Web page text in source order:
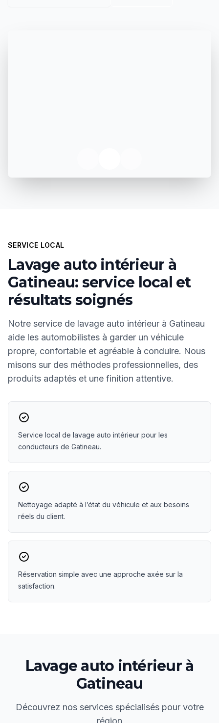
SERVICE LOCAL
Lavage auto intérieur à
Gatineau: service local et
résultats soignés
Notre service de lavage auto intérieur à Gatineau
aide les automobilistes à garder un véhicule
propre, confortable et agréable à conduire. Nous
misons sur des méthodes professionnelles, des
produits adaptés et une finition attentive.
Service local de lavage auto intérieur pour les
conducteurs de Gatineau.
Nettoyage adapté à l’état du véhicule et aux besoins
réels du client.
Réservation simple avec une approche axée sur la
satisfaction.
Lavage auto intérieurà
Gatineau
Découvrez nos services spécialisés pour votre
région